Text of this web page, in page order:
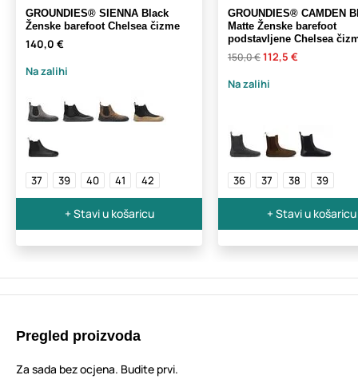
GROUNDIES® SIENNA Black
Ženske barefoot Chelsea čizme
140,0 €
Na zalihi
37 39 40 41 42
+ Stavi u košaricu
GROUNDIES® CAMDEN
Matte Ženske barefoot
podstavljene Chelsea
150,0 €112,5 €
Na zalihi
36 37 38 39
+ Stavi u košaricu
Pregled proizvoda
Za sada bez ocjena. Budite prvi.